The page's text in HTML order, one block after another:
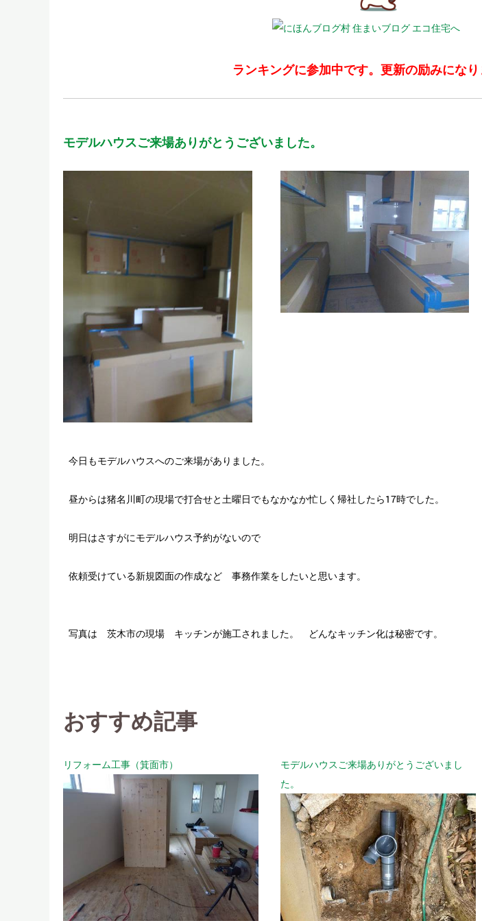
ランキングに参加中です。更新の励みにな
モデルハウスご来場ありがとうございました。
今日もモデルハウスへのご来場がありました。
昼からは猪名川町の現場で打合せと土曜日でもなかなか忙しく帰社したら17時でした。
明日はさすがにモデルハウス予約がないので
依頼受けている新規図面の作成など 事務作業をしたいと思います。
写真は 茨木市の現場 キッチンが施工されました。 どんなキッチン化は秘密です。
おすすめ記事
リフォーム工事（箕面市）
モデルハウスご来場ありがとうございまし
た。